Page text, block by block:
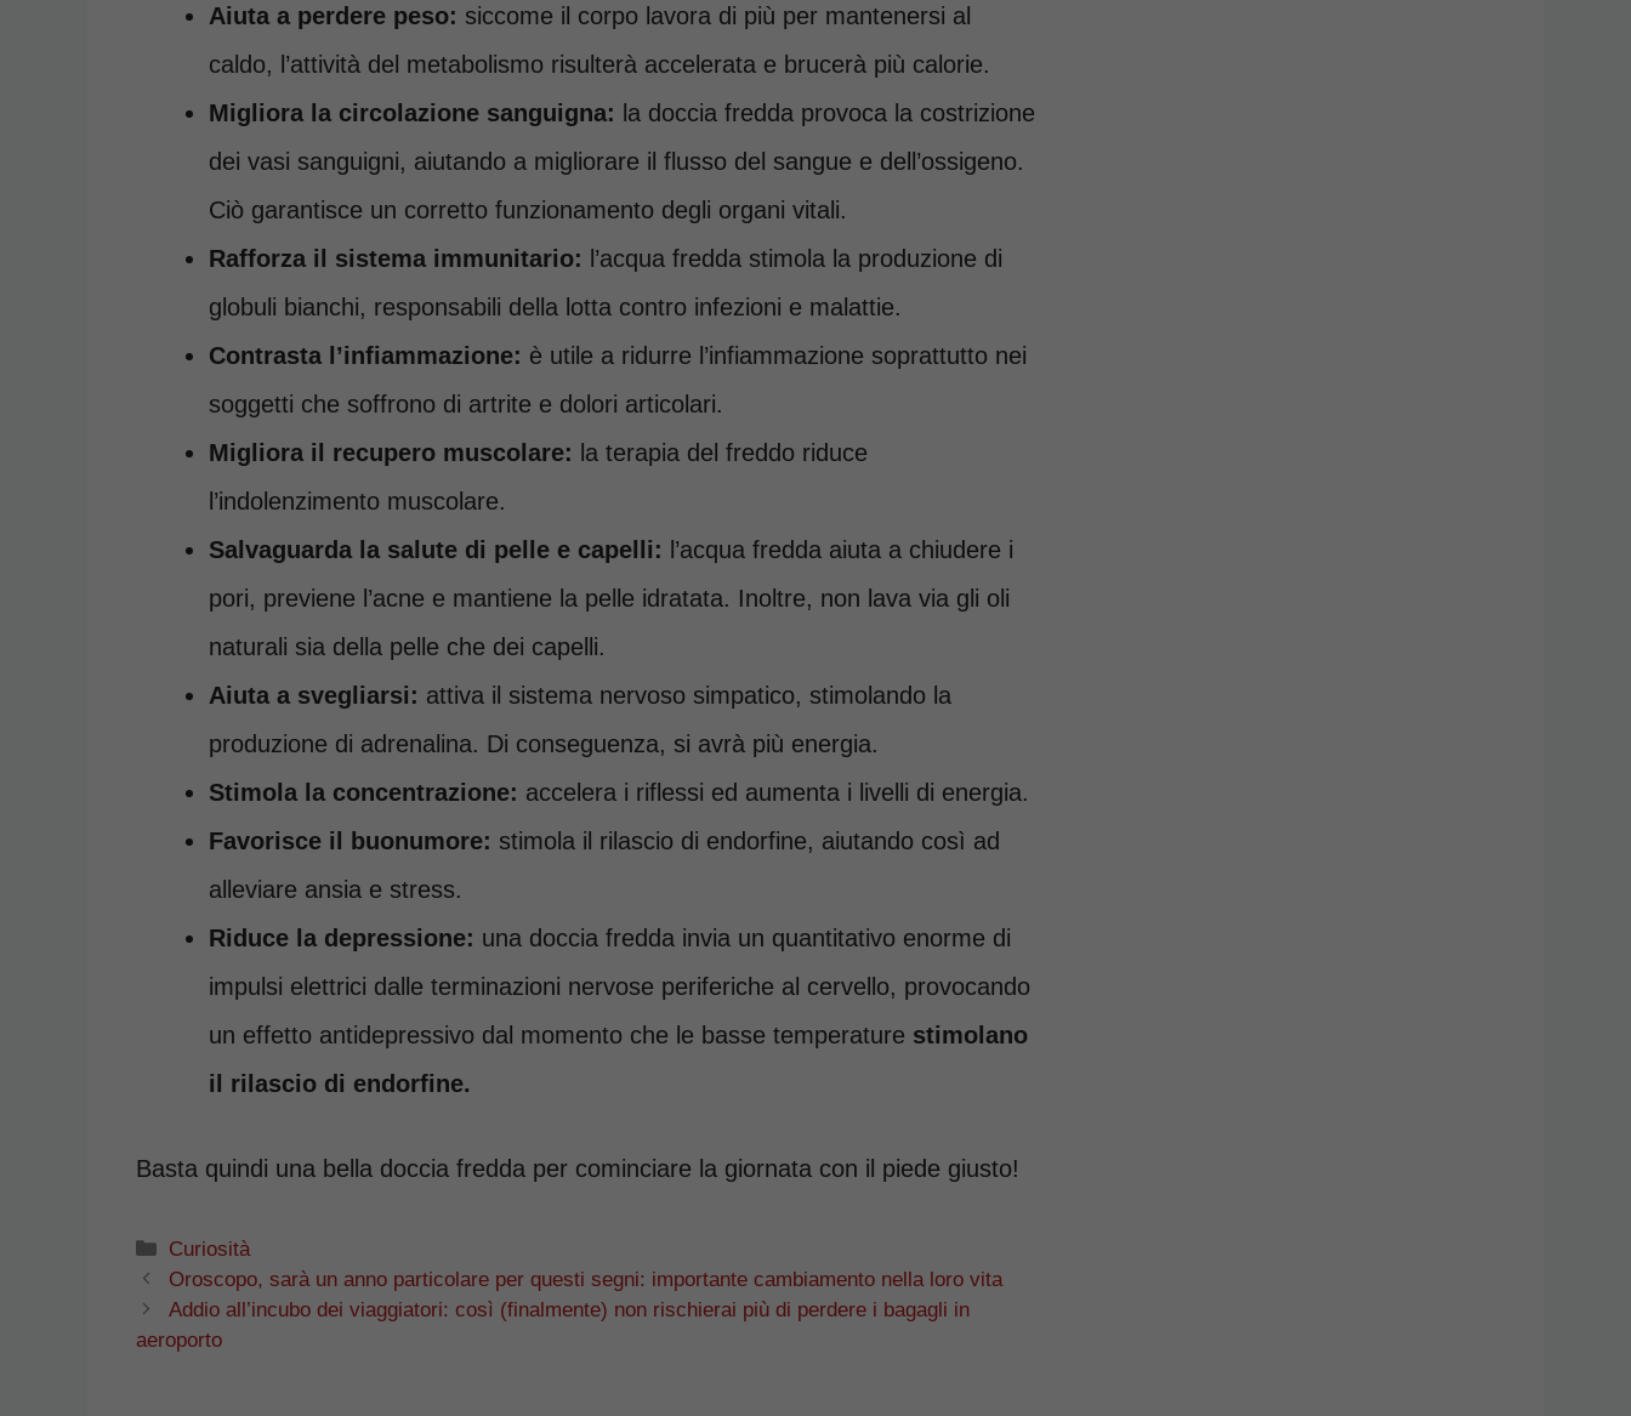
Aiuta a perdere peso: siccome il corpo lavora di più per mantenersi al
caldo, l’attività del metabolismo risulterà accelerata e brucerà più calorie.
Migliora la circolazione sanguigna: la doccia fredda provoca la costrizione
dei vasi sanguigni, aiutando a migliorare il flusso del sangue e dell’ossigeno.
Ciò garantisce un corretto funzionamento degli organi vitali.
Rafforza il sistema immunitario: l’acqua fredda stimola la produzione di
globuli bianchi, responsabili della lotta contro infezioni e malattie.
Contrasta l’infiammazione: è utile a ridurre l’infiammazione soprattutto nei
soggetti che soffrono di artrite e dolori articolari.
Migliora il recupero muscolare: la terapia del freddo riduce
l’indolenzimento muscolare.
Salvaguarda la salute di pelle e capelli: l’acqua fredda aiuta a chiudere i
pori, previene l’acne e mantiene la pelle idratata. Inoltre, non lava via gli oli
naturali sia della pelle che dei capelli.
Aiuta a svegliarsi: attiva il sistema nervoso simpatico, stimolando la
produzione di adrenalina. Di conseguenza, si avrà più energia.
Stimola la concentrazione: accelera i riflessi ed aumenta i livelli di energia.
Favorisce il buonumore: stimola il rilascio di endorfine, aiutando così ad
alleviare ansia e stress.
Riduce la depressione: una doccia fredda invia un quantitativo enorme di
impulsi elettrici dalle terminazioni nervose periferiche al cervello, provocando
un effetto antidepressivo dal momento che le basse temperature stimolano
il rilascio di endorfine.
Basta quindi una bella doccia fredda per cominciare la giornata con il piede giusto!
Categorie
Curiosità
Oroscopo, sarà un anno particolare per questi segni: importante cambiamento nella loro vita
Addio all’incubo dei viaggiatori: così (finalmente) non rischierai più di perdere i bagagli in
aeroporto